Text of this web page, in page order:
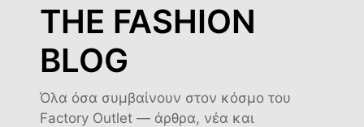
THE FASHION
BLOG
Όλα όσα συμβαίνουν στον κόσμο του
Factory Outlet — άρθρα, νέα και